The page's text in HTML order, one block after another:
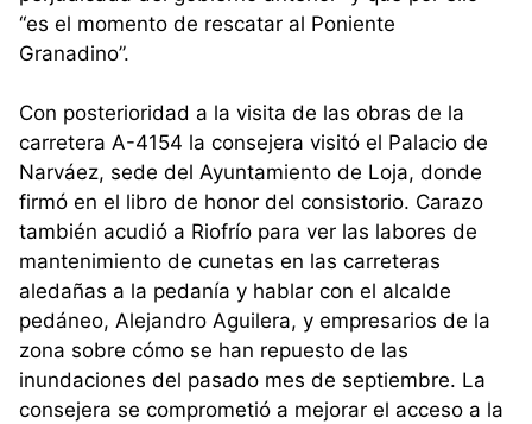
“es el momento de rescatar al Poniente
Granadino”.
Con posterioridad a la visita de las obras de la
carretera A-4154 la consejera visitó el Palacio de
Narváez, sede del Ayuntamiento de Loja, donde
firmó en el libro de honor del consistorio. Carazo
también acudió a Riofrío para ver las labores de
mantenimiento de cunetas en las carreteras
aledañas a la pedanía y hablar con el alcalde
pedáneo, Alejandro Aguilera, y empresarios de la
zona sobre cómo se han repuesto de las
inundaciones del pasado mes de septiembre. La
consejera se comprometió a mejorar el acceso a la